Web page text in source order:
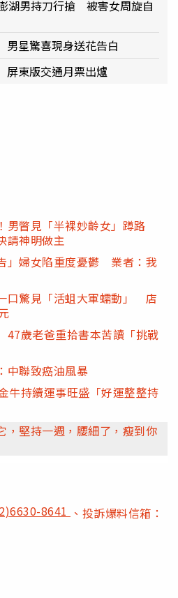
湖男持刀行搶 被害女周旋自
星驚喜現身送花告白
東版交通月票出爐
男瞥見「半裸妙齡女」蹲路
神明做主
」婦女陷重度憂鬱 業者：我
口驚見「活蛆大軍蠕動」 店
歲老爸重拾書本苦讀「挑戰
中聯致癌油風暴
持續運事旺盛「好運整整持
，堅持一週，腰細了，瘦到你
8641 、投訴爆料信箱：